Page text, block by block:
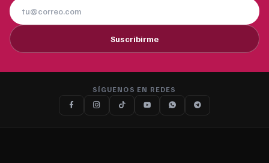
Suscribirme
SÍGUENOS EN REDES